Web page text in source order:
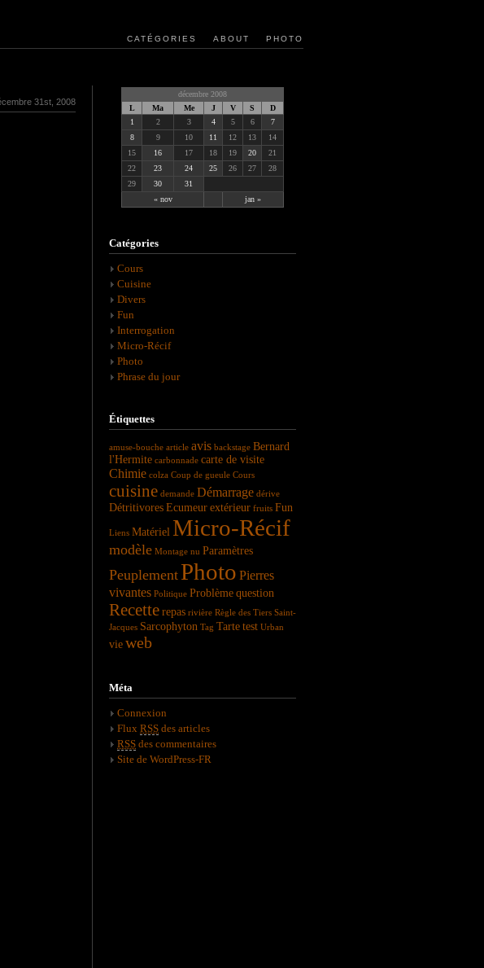
CATÉGORIES ABOUT PHOTO
31st, 2008
décembre 2008
L
Ma Me J V S D
« nov jan »
1 2 3 4 5 6
7
8
9 10 11 12 13
14
15
16 17 18 19 20
21
22
23 24 25 26 27
28
29
30 31
Catégories
Cours
Cuisine
Divers
Fun
Interrogation
Micro-Récif
Photo
Phrase du jour
Étiquettes
amuse-bouche article avis backstage Bernard
l'Hermite carbonnade carte de visite
Chimie colza Coup de gueule Cours
cuisine demande Démarrage dérive
Détritivores Ecumeur extérieur fruits Fun
Liens Matériel Micro-Récif
modèle Montage nu Paramètres
Peuplement Photo Pierres
vivantes Politique Problème question
Recette repas rivière Règle des Tiers Saint-
Jacques Sarcophyton Tag Tarte test Urban
vie web
Méta
Connexion
Flux RSS des articles
RSS des commentaires
Site de WordPress-FR